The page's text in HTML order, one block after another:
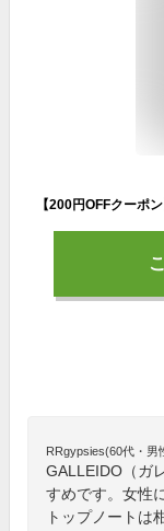
RRgypsies(60代・男
GALLEIDO（ガ
すめです。女性
トップノートは